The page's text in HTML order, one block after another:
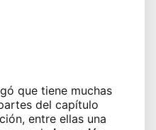
que tiene muchas
del capítulo
entre ellas una